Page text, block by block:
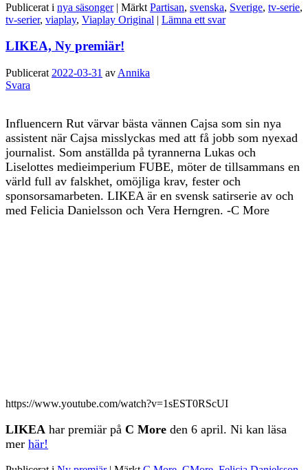
Publicerat i nya säsonger | Märkt Partisan, svenska, Sverige, tv-serie,
tv-serier, viaplay, Viaplay Original | Lämna ett svar
LIKEA, Ny premiär!
Publicerat 2022-03-31 av Annika
Svara
Influencern Rut värvar bästa vännen Cajsa som sin nya
assistent när Cajsa misslyckas med att få jobb som nyexad
journalist. Som anställda på tyrannerna Lukas och
Liselottes medieimperium FUBE, möter de tillsammans en
värld full av falskhet, omöjliga krav, fester och
sponsorsamarbeten. LIKEA är en svensk satirserie av och
med Felicia Danielsson och Vera Herngren. -C More
https://www.youtube.com/watch?v=1sEST0RScUI
LIKEA har premiär på C More den 6 april. Ni kan läsa
mer här!